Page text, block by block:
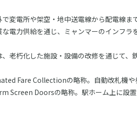
で変電所や架空・地中送電線から配電線
電力供給を通じ、ミャンマーのインフラ
老朽化した施設・設備の改修を通じて
Fare Collectionの略称。自動改札機や
Screen Doorsの略称。駅ホーム上に設置